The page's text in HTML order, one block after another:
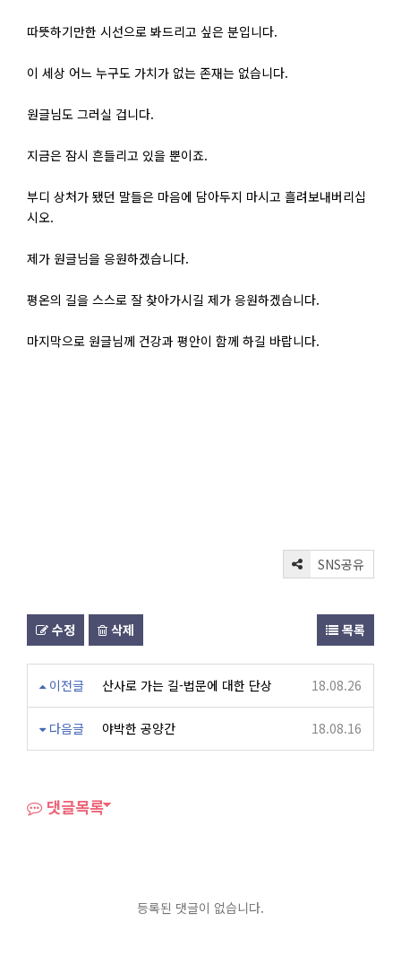
따뜻하기만한 시선으로 봐드리고 싶은 분입니다.
이 세상 어느 누구도 가치가 없는 존재는 없습니다.
원글님도 그러실 겁니다.
지금은 잠시 흔들리고 있을 뿐이죠.
부디 상처가 됐던 말들은 마음에 담아두지 마시고 흘려보내버리십
시오.
제가 원글님을 응원하겠습니다.
평온의 길을 스스로 잘 찾아가시길 제가 응원하겠습니다.
마지막으로 원글님께 건강과 평안이 함께 하길 바랍니다.
SNS공유
수정 삭제 목록
이전글 산사로 가는 길-법문에 대한 단상 18.08.26
다음글 야박한 공양간 18.08.16
댓글목록
등록된 댓글이 없습니다.